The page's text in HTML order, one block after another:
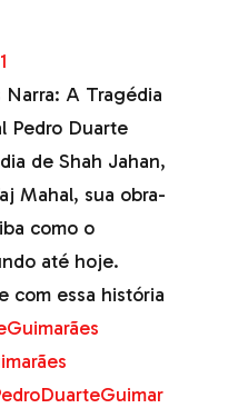
Narra: A Tragédia
Pedro Duarte
de Shah Jahan,
Mahal, sua obra-
como o
até hoje.
com essa história